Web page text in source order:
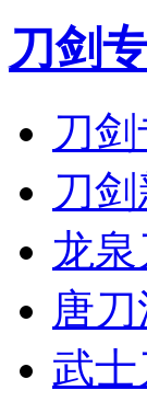
刀剑
刀
刀
龙泉
唐刀
武士